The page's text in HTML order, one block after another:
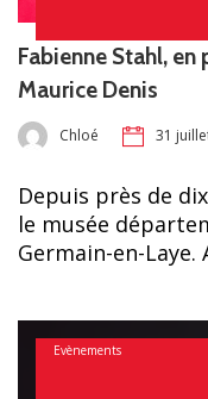
Fabienne Stahl,
Maurice Denis
Chloé 31
Depuis près de
le musée
Germain-en-
Evènements